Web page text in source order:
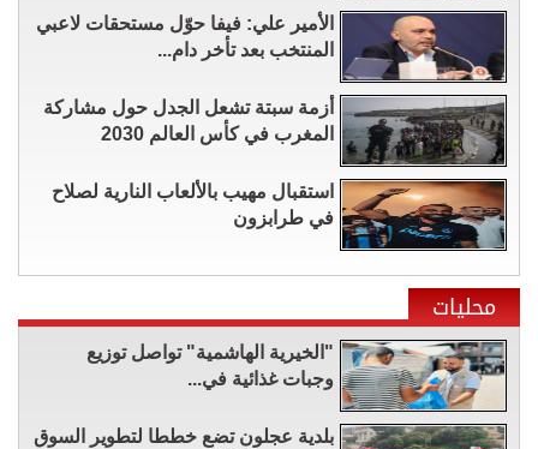
الأمير علي: فيفا حوّل مستحقات لاعبي
المنتخب بعد تأخر دام...
أزمة سبتة تشعل الجدل حول مشاركة
المغرب في كأس العالم 2030
استقبال مهيب بالألعاب النارية لصلاح
في طرابزون
محليات
"الخيرية الهاشمية" تواصل توزيع
وجبات غذائية في...
بلدية عجلون تضع خططا لتطوير السوق